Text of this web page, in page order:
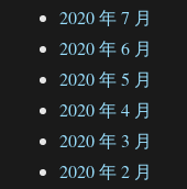
2020 年 7 月
2020 年 6 月
2020 年 5 月
2020 年 4 月
2020 年 3 月
2020 年 2 月